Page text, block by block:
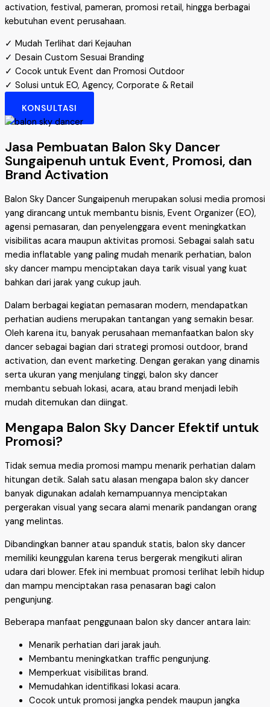
activation, festival, pameran, promosi retail, hingga berbagai
kebutuhan event perusahaan.
✓ Mudah Terlihat dari Kejauhan
✓ Desain Custom Sesuai Branding
✓ Cocok untuk Event dan Promosi Outdoor
✓ Solusi untuk EO, Agency, Corporate & Retail
KONSULTASI
Jasa Pembuatan Balon Sky Dancer
Sungaipenuh untuk Event, Promosi, dan
Brand Activation
Balon Sky Dancer Sungaipenuh merupakan solusi media promosi
yang dirancang untuk membantu bisnis, Event Organizer (EO),
agensi pemasaran, dan penyelenggara event meningkatkan
visibilitas acara maupun aktivitas promosi. Sebagai salah satu
media inflatable yang paling mudah menarik perhatian, balon
sky dancer mampu menciptakan daya tarik visual yang kuat
bahkan dari jarak yang cukup jauh.
Dalam berbagai kegiatan pemasaran modern, mendapatkan
perhatian audiens merupakan tantangan yang semakin besar.
Oleh karena itu, banyak perusahaan memanfaatkan balon sky
dancer sebagai bagian dari strategi promosi outdoor, brand
activation, dan event marketing. Dengan gerakan yang dinamis
serta ukuran yang menjulang tinggi, balon sky dancer
membantu sebuah lokasi, acara, atau brand menjadi lebih
mudah ditemukan dan diingat.
Mengapa Balon Sky Dancer Efektif untuk
Promosi?
Tidak semua media promosi mampu menarik perhatian dalam
hitungan detik. Salah satu alasan mengapa balon sky dancer
banyak digunakan adalah kemampuannya menciptakan
pergerakan visual yang secara alami menarik pandangan orang
yang melintas.
Dibandingkan banner atau spanduk statis, balon sky dancer
memiliki keunggulan karena terus bergerak mengikuti aliran
udara dari blower. Efek ini membuat promosi terlihat lebih hidup
dan mampu menciptakan rasa penasaran bagi calon
pengunjung.
Beberapa manfaat penggunaan balon sky dancer antara lain:
Menarik perhatian dari jarak jauh.
Membantu meningkatkan traffic pengunjung.
Memperkuat visibilitas brand.
Memudahkan identifikasi lokasi acara.
Cocok untuk promosi jangka pendek maupun jangka